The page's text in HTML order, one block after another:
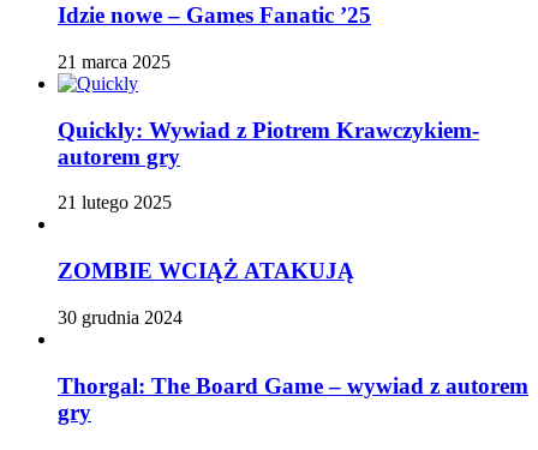
Idzie nowe – Games Fanatic ’25
21 marca 2025
Quickly: Wywiad z Piotrem Krawczykiem-
autorem gry
21 lutego 2025
ZOMBIE WCIĄŻ ATAKUJĄ
30 grudnia 2024
Thorgal: The Board Game – wywiad z autorem
gry